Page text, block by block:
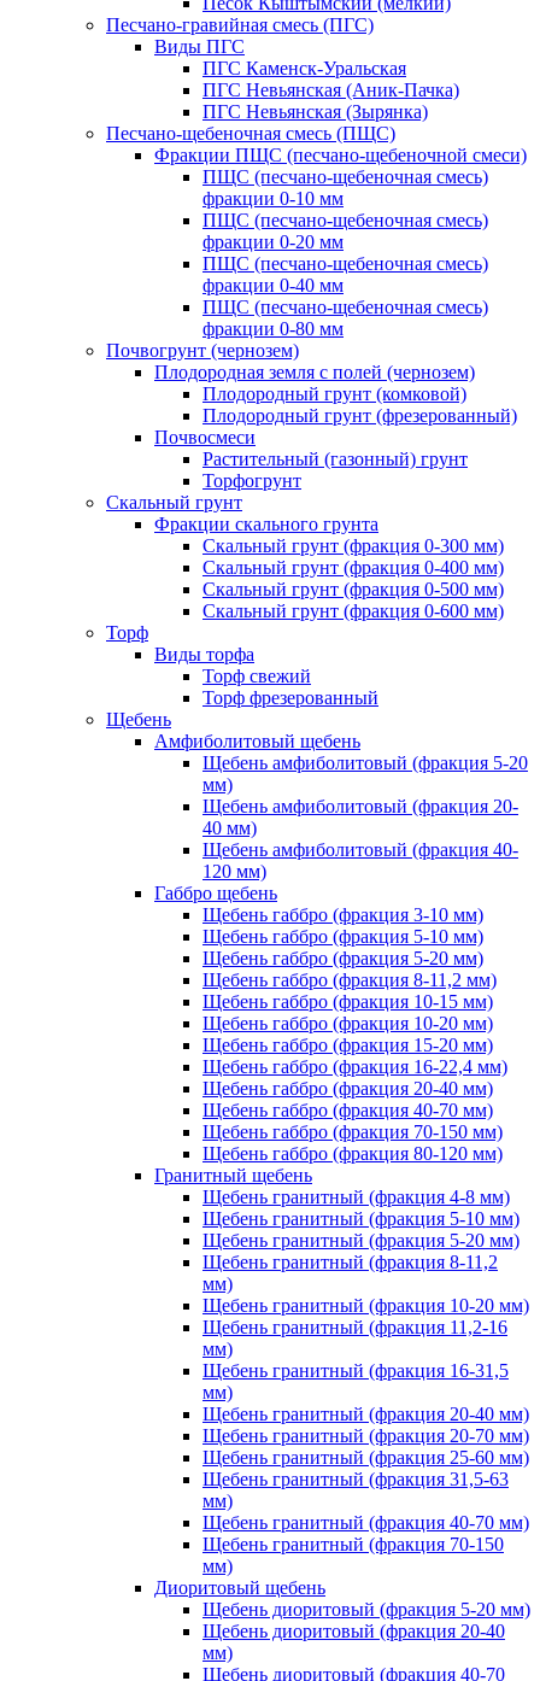
Песчано-гравийная смесь (ПГС)
Виды ПГС
ПГС Каменск-Уральская
ПГС Невьянская (Аник-Пачка)
ПГС Невьянская (Зырянка)
Песчано-щебеночная смесь (ПЩС)
Фракции ПЩС (песчано-щебеночной смеси)
ПЩС (песчано-щебеночная смесь)
фракции 0-10 мм
ПЩС (песчано-щебеночная смесь)
фракции 0-20 мм
ПЩС (песчано-щебеночная смесь)
фракции 0-40 мм
ПЩС (песчано-щебеночная смесь)
фракции 0-80 мм
Почвогрунт (чернозем)
Плодородная земля с полей (чернозем)
Плодородный грунт (комковой)
Плодородный грунт (фрезерованный)
Почвосмеси
Растительный (газонный) грунт
Торфогрунт
Скальный грунт
Фракции скального грунта
Скальный грунт (фракция 0-300 мм)
Скальный грунт (фракция 0-400 мм)
Скальный грунт (фракция 0-500 мм)
Скальный грунт (фракция 0-600 мм)
Торф
Виды торфа
Торф свежий
Торф фрезерованный
Щебень
Амфиболитовый щебень
Щебень амфиболитовый (фракция 5-20
мм)
Щебень амфиболитовый (фракция 20-
40 мм)
Щебень амфиболитовый (фракция 40-
120 мм)
Габбро щебень
Щебень габбро (фракция 3-10 мм)
Щебень габбро (фракция 5-10 мм)
Щебень габбро (фракция 5-20 мм)
Щебень габбро (фракция 8-11,2 мм)
Щебень габбро (фракция 10-15 мм)
Щебень габбро (фракция 10-20 мм)
Щебень габбро (фракция 15-20 мм)
Щебень габбро (фракция 16-22,4 мм)
Щебень габбро (фракция 20-40 мм)
Щебень габбро (фракция 40-70 мм)
Щебень габбро (фракция 70-150 мм)
Щебень габбро (фракция 80-120 мм)
Гранитный щебень
Щебень гранитный (фракция 4-8 мм)
Щебень гранитный (фракция 5-10 мм)
Щебень гранитный (фракция 5-20 мм)
Щебень гранитный (фракция 8-11,2
мм)
Щебень гранитный (фракция 10-20 мм)
Щебень гранитный (фракция 11,2-16
мм)
Щебень гранитный (фракция 16-31,5
мм)
Щебень гранитный (фракция 20-40 мм)
Щебень гранитный (фракция 20-70 мм)
Щебень гранитный (фракция 25-60 мм)
Щебень гранитный (фракция 31,5-63
мм)
Щебень гранитный (фракция 40-70 мм)
Щебень гранитный (фракция 70-150
мм)
Диоритовый щебень
Щебень диоритовый (фракция 5-20 мм)
Щебень диоритовый (фракция 20-40
мм)
Щебень диоритовый (фракция 40-70